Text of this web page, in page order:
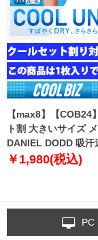
【max8】【COB24
ト割 大きいサイズ
DANIEL DODD 吸汗
感 クルーネック 半
￥1,980(税込)
PC